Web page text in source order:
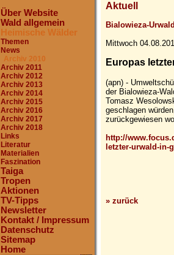
Über Website
Wald allgemein
Heimische Wälder
Themen
News
Archiv 2010
Archiv 2011
Archiv 2012
Archiv 2013
Archiv 2014
Archiv 2015
Archiv 2016
Archiv 2017
Archiv 2018
Links
Literatur
Materialien
Faszination
Taiga
Tropen
Aktionen
TV-Tipps
Newsletter
Kontakt / Impressum
Datenschutz
Sitemap
Home
Aktuell
Bialowieza-
Mittwoch
Europas
(apn) -
der Bialowieza-
Tomasz
geschlagen
zurückgewiesen
http://
letzter-urwald-in-
» zurück